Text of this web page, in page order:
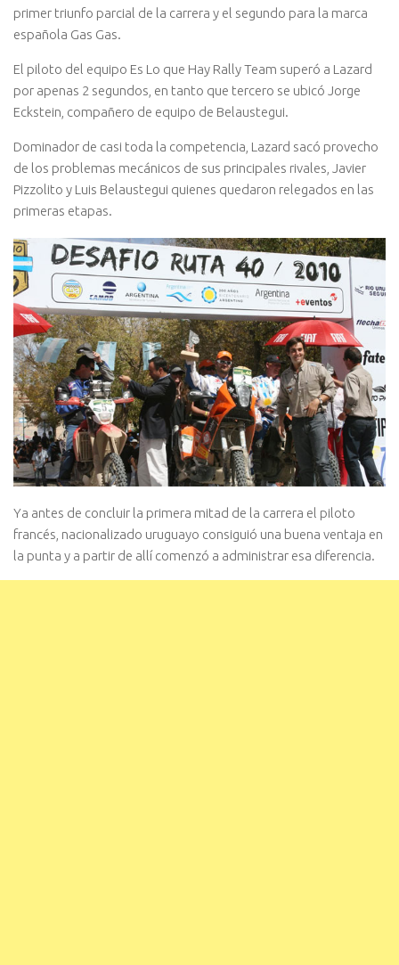
primer triunfo parcial de la carrera y el segundo para la marca
española Gas Gas.
El piloto del equipo Es Lo que Hay Rally Team superó a Lazard
por apenas 2 segundos, en tanto que tercero se ubicó Jorge
Eckstein, compañero de equipo de Belaustegui.
Dominador de casi toda la competencia, Lazard sacó provecho
de los problemas mecánicos de sus principales rivales, Javier
Pizzolito y Luis Belaustegui quienes quedaron relegados en las
primeras etapas.
Ya antes de concluir la primera mitad de la carrera el piloto
francés, nacionalizado uruguayo consiguió una buena ventaja en
la punta y a partir de allí comenzó a administrar esa diferencia.